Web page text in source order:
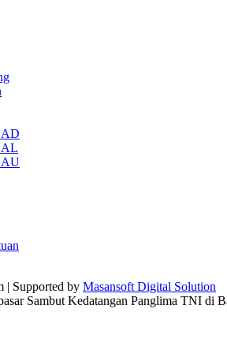
AL
AU
| Supported by Masansoft Digital Solution
Sambut Kedatangan Panglima TNI di